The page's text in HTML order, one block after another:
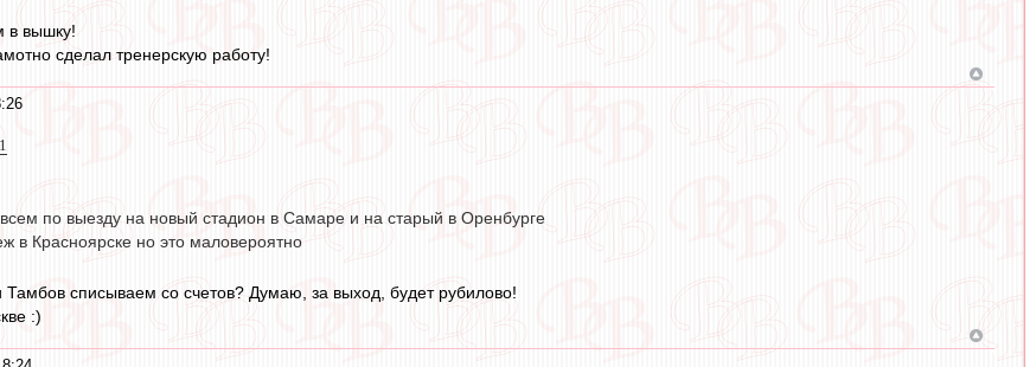
в вышку!
сделал тренерскую работу!
по выезду на новый стадион в Самаре и на старый в Оренбурге
в Красноярске но это маловероятно
Тамбов списываем со счетов? Думаю, за выход, будет рубилово!
:)